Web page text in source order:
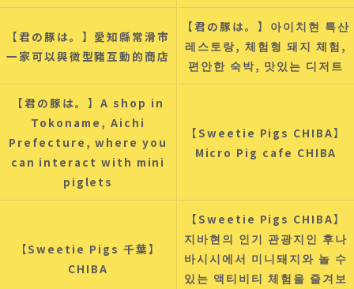
【君の豚は。】愛知縣常滑市
一家可以與微型豬互動的商店
【君の豚は。】아이치현 특산
레스토랑, 체험형 돼지 체험,
편안한 숙박, 맛있는 디저트
【君の豚は。】A shop in
Tokoname, Aichi
Prefecture, where you
can interact with mini
piglets
【Sweetie Pigs CHIBA】
Micro Pig cafe CHIBA
【Sweetie Pigs 千葉】
CHIBA
【Sweetie Pigs CHIBA】
지바현의 인기 관광지인 후나
바시시에서 미니돼지와 놀 수
있는 액티비티 체험을 즐겨보